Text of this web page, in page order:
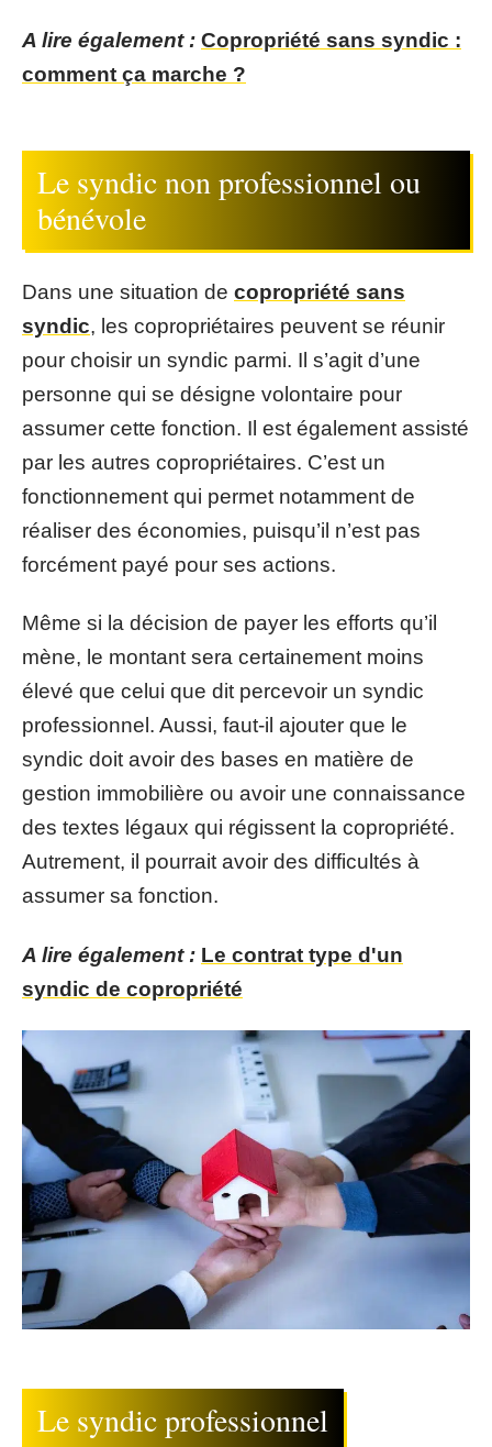
A lire également : Copropriété sans syndic :
comment ça marche ?
Le syndic non professionnel ou
bénévole
Dans une situation de copropriété sans
syndic, les copropriétaires peuvent se réunir
pour choisir un syndic parmi. Il s’agit d’une
personne qui se désigne volontaire pour
assumer cette fonction. Il est également assisté
par les autres copropriétaires. C’est un
fonctionnement qui permet notamment de
réaliser des économies, puisqu’il n’est pas
forcément payé pour ses actions.
Même si la décision de payer les efforts qu’il
mène, le montant sera certainement moins
élevé que celui que dit percevoir un syndic
professionnel. Aussi, faut-il ajouter que le
syndic doit avoir des bases en matière de
gestion immobilière ou avoir une connaissance
des textes légaux qui régissent la copropriété.
Autrement, il pourrait avoir des difficultés à
assumer sa fonction.
A lire également : Le contrat type d'un
syndic de copropriété
Le syndic professionnel